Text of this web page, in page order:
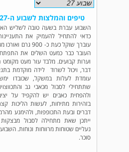
טיפים והמלצות לשבוע ה-27 להריון
השבוע עברת בשעה טובה לשליש
כדאי להתחיל להעמיק את
העובר כבר כמעט השלים את
וערות קבועים. מלבד עור מעט מקומט
דבר, ויכול לשרוד לידה מוקדמת
עומדת לעלות במשקל, שכובדו
שתתחילי לסבול מכאבי גב
ולהפחית כאבים יש להקפיד על
בזהירות מתיחות, לעשות הליכות
דברים ובעת התכופפות, ולהימנע
ייתכן שאת מתחילה לסבול מבצקות
נעליים שטוחות מרווחות ונוחות.
סוכר.